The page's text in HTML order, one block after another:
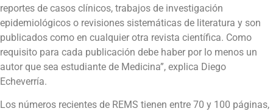
reportes de casos clínicos, trabajos de investigación
epidemiológicos o revisiones sistemáticas de literatura y son
publicados como en cualquier otra revista científica. Como
requisito para cada publicación debe haber por lo menos un
autor que sea estudiante de Medicina”, explica Diego
Echeverría.
Los números recientes de REMS tienen entre 70 y 100 páginas,